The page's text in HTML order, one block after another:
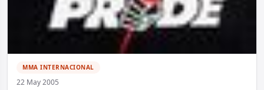
MMA INTERNACIONAL
22 May 2005